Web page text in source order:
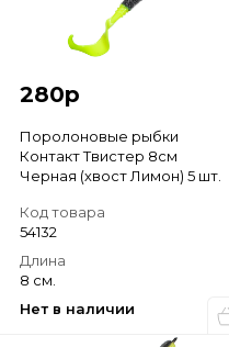
280р
Поролоновые рыбки
Контакт Твистер 8см
Черная (хвост Лимон) 5 шт.
Код товара
54132
Длина
8 см.
Нет в наличии